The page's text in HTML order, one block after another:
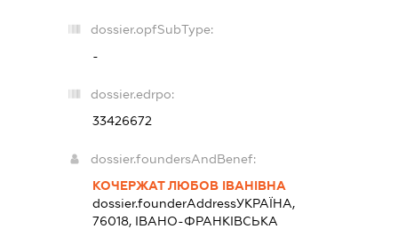
dossier.opfSubType:
-
dossier.edrpo:
33426672
dossier.foundersAndBenef:
КОЧЕРЖАТ ЛЮБОВ ІВАНІВНА
dossier.founderAddressУКРАЇНА,
76018, IВАНО-ФРАНКIВСЬКА